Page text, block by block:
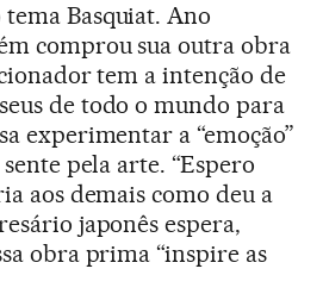
Basquiat. Ano
comprou sua outra obra
tem a intenção de
de todo o mundo para
experimentar a “emoção”
pela arte. “Espero
aos demais como deu a
japonês espera,
obra prima “inspire as